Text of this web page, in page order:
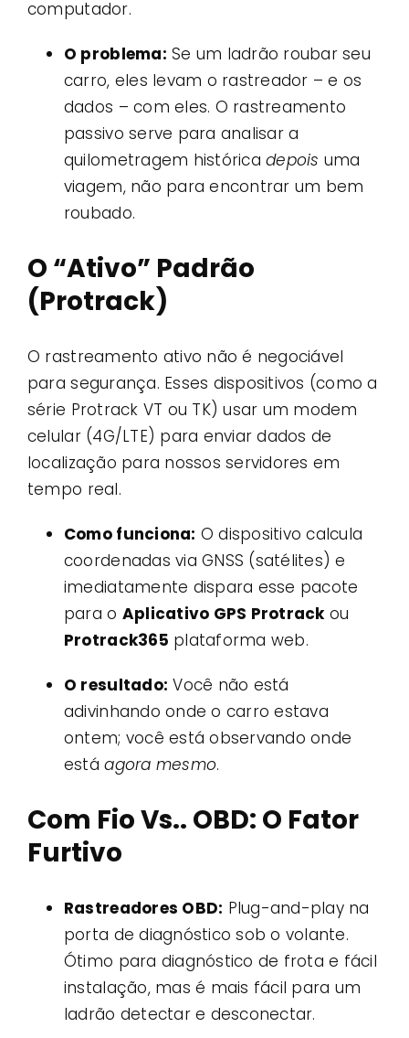
computador.
O problema: Se um ladrão roubar seu
carro, eles levam o rastreador – e os
dados – com eles. O rastreamento
passivo serve para analisar a
quilometragem históricadepois uma
viagem, não para encontrar um bem
roubado.
O “Ativo” Padrão
(Protrack)
O rastreamento ativo não é negociável
para segurança. Esses dispositivos (como a
série Protrack VT ou TK) usar um modem
celular (4G/LTE) para enviar dados de
localização para nossos servidores em
tempo real.
Como funciona: O dispositivo calcula
coordenadas via GNSS (satélites) e
imediatamente dispara esse pacote
para o Aplicativo GPS Protrackou
Protrack365 plataforma web.
O resultado: Você não está
adivinhando onde o carro estava
ontem; você está observando onde
estáagora mesmo.
Com Fio Vs.. OBD: O Fator
Furtivo
Rastreadores OBD: Plug-and-play na
porta de diagnóstico sob o volante.
Ótimo para diagnóstico de frota e fácil
instalação, mas é mais fácil para um
ladrão detectar e desconectar.